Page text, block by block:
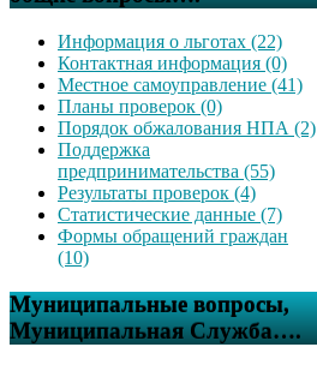
Информация о льготах (22)
Контактная информация (0)
Местное самоуправление (41)
Планы проверок (0)
Порядок обжалования НПА (2)
Поддержка
предпринимательства (55)
Результаты проверок (4)
Статистические данные (7)
Формы обращений граждан
(10)
Муниципальные вопросы,
Муниципальная Служба….